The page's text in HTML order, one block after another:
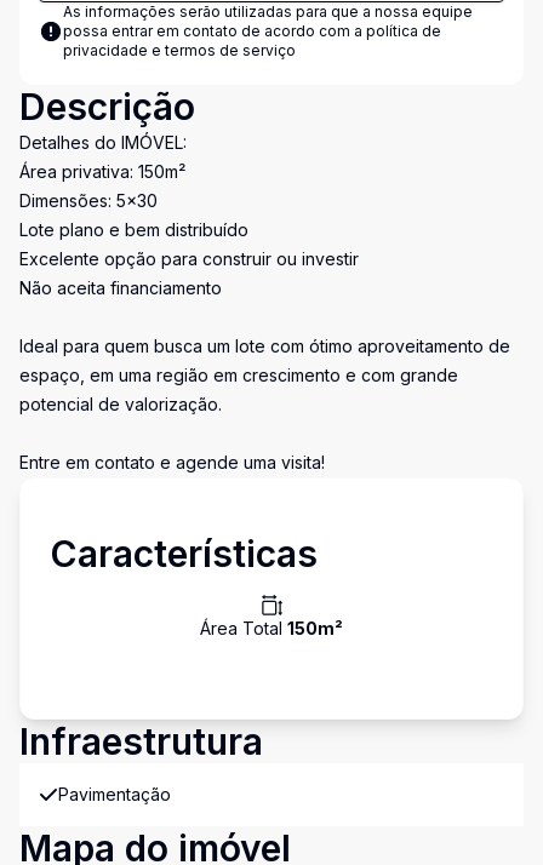
As informações serão utilizadas para que a nossa equipe
possa entrar em contato de acordo com a política de
privacidade e termos de serviço
Descrição
Detalhes do IMÓVEL:
Área privativa: 150m²
Dimensões: 5x30
Lote plano e bem distribuído
Excelente opção para construir ou investir
Não aceita financiamento
Ideal para quem busca um lote com ótimo aproveitamento de
espaço, em uma região em crescimento e com grande
potencial de valorização.
Entre em contato e agende uma visita!
Características
Área Total 150m²
Infraestrutura
Pavimentação
Mapa do imóvel